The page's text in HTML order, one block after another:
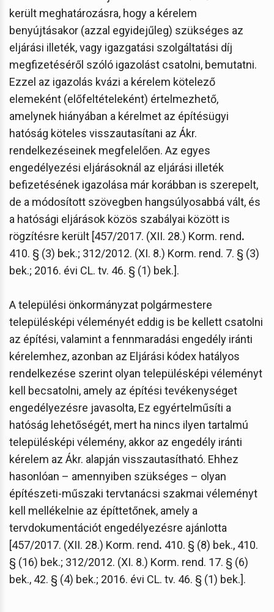
került meghatározásra, hogy a kérelem
benyújtásakor (azzal egyidejűleg) szükséges az
eljárási illeték, vagy igazgatási szolgáltatási díj
megfizetéséről szóló igazolást csatolni, bemutatni.
Ezzel az igazolás kvázi a kérelem kötelező
elemeként (előfeltételeként) értelmezhető,
amelynek hiányában a kérelmet az építésügyi
hatóság köteles visszautasítani az Ákr.
rendelkezéseinek megfelelően. Az egyes
engedélyezési eljárásoknál az eljárási illeték
befizetésének igazolása már korábban is szerepelt,
de a módosított szövegben hangsúlyosabbá vált, és
a hatósági eljárások közös szabályai között is
rögzítésre került [457/2017. (XII. 28.) Korm. rend.
410. § (3) bek.; 312/2012. (XI. 8.) Korm. rend. 7. § (3)
bek.; 2016. évi CL. tv. 46. § (1) bek.].
A települési önkormányzat polgármestere
településképi véleményét eddig is be kellett csatolni
az építési, valamint a fennmaradási engedély iránti
kérelemhez, azonban az Eljárási kódex hatályos
rendelkezése szerint olyan településképi véleményt
kell becsatolni, amely az építési tevékenységet
engedélyezésre javasolta, Ez egyértelműsíti a
hatóság lehetőségét, mert ha nincs ilyen tartalmú
településképi vélemény, akkor az engedély iránti
kérelem az Ákr. alapján visszautasítható. Ehhez
hasonlóan – amennyiben szükséges – olyan
építészeti-műszaki tervtanácsi szakmai véleményt
kell mellékelnie az építtetőnek, amely a
tervdokumentációt engedélyezésre ajánlotta
[457/2017. (XII. 28.) Korm. rend. 410. § (8) bek., 410.
§ (16) bek.; 312/2012. (XI. 8.) Korm. rend. 17. § (6)
bek., 42. § (4) bek.; 2016. évi CL. tv. 46. § (1) bek.].